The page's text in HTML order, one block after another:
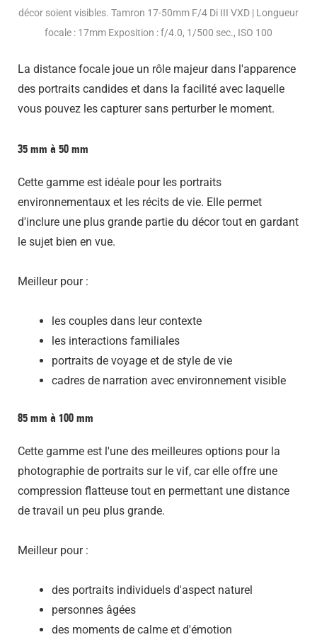
décor soient visibles. Tamron 17-50mm F/4 Di III VXD | Longueur
focale : 17mm Exposition : f/4.0, 1/500 sec., ISO 100
La distance focale joue un rôle majeur dans l'apparence
des portraits candides et dans la facilité avec laquelle
vous pouvez les capturer sans perturber le moment.
35 mm à 50 mm
Cette gamme est idéale pour les portraits
environnementaux et les récits de vie. Elle permet
d'inclure une plus grande partie du décor tout en gardant
le sujet bien en vue.
Meilleur pour :
les couples dans leur contexte
les interactions familiales
portraits de voyage et de style de vie
cadres de narration avec environnement visible
85 mm à 100 mm
Cette gamme est l'une des meilleures options pour la
photographie de portraits sur le vif, car elle offre une
compression flatteuse tout en permettant une distance
de travail un peu plus grande.
Meilleur pour :
des portraits individuels d'aspect naturel
personnes âgées
des moments de calme et d'émotion